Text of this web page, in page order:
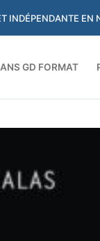
INDÉPENDANTE
GD FORMAT